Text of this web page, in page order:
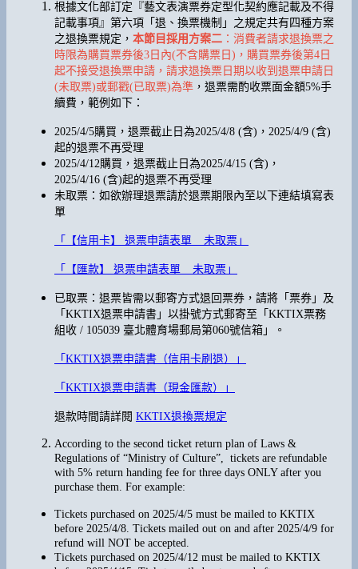
根據文化部訂定『藝文表演票券定型化契約應記載及不得
記載事項』第六項「退、換票機制」之規定共有四種方案
之退換票規定， 本節目採用方案二 ：消費者請求退換票之
時限為購買票券後3日內(不含購票日)，購買票券後第4日
起不接受退換票申請，請求退換票日期以收到退票申請日
(未取票)或郵戳(已取票)為準 ，退票需酌收票面金額5%手
續費，範例如下：
2025/4/5購買，退票截止日為2025/4/8 (含)，2025/4/9 (含)
起的退票不再受理
2025/4/12購買，退票截止日為2025/4/15 (含)，
2025/4/16 (含)起的退票不再受理
未取票：如欲辦理退票請於退票期限內至以下連結填寫表
單
「【信用卡】 退票申請表單 _ 未取票」
「【匯款】 退票申請表單 _ 未取票」
已取票：退票皆需以郵寄方式退回票券，請將「票券」及
「KKTIX退票申請書」以掛號方式郵寄至「KKTIX票務
組收 / 105039 臺北體育場郵局第060號信箱」。
「KKTIX退票申請書（信用卡刷退）」
「KKTIX退票申請書（現金匯款）」
退款時間請詳閱 KKTIX退換票規定
According to the second ticket return plan of Laws &
Regulations of “Ministry of Culture”, tickets are refundable
with 5% return handing fee for three days ONLY after you
purchase them. For example:
Tickets purchased on 2025/4/5 must be mailed to KKTIX
before 2025/4/8. Tickets mailed out on and after 2025/4/9 for
refund will NOT be accepted.
Tickets purchased on 2025/4/12 must be mailed to KKTIX